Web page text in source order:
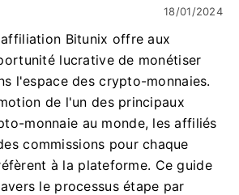
18/01/2024
Bitunix offre aux
lucrative de monétiser
l'espace des crypto-monnaies.
de l'un des principaux
monnaie au monde, les affiliés
commissions pour chaque
à la plateforme. Ce guide
le processus étape par